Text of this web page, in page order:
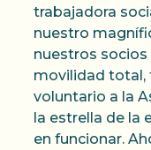
trabajadora
nuestro
nuestros
movilidad total,
voluntario a la
la estrella de la
en funcionar.